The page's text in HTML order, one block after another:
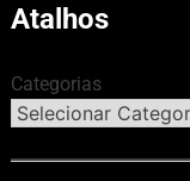
Atalhos
Categorias